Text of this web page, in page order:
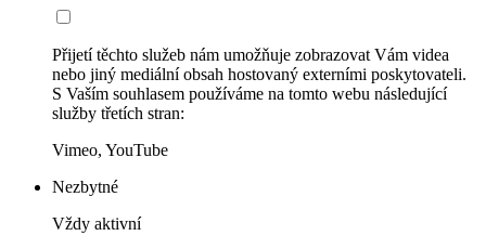
Přijetí těchto služeb nám umožňuje zobrazovat Vám videa
nebo jiný mediální obsah hostovaný externími poskytovateli.
S Vaším souhlasem používáme na tomto webu následující
služby třetích stran:
Vimeo, YouTube
Nezbytné
Vždy aktivní